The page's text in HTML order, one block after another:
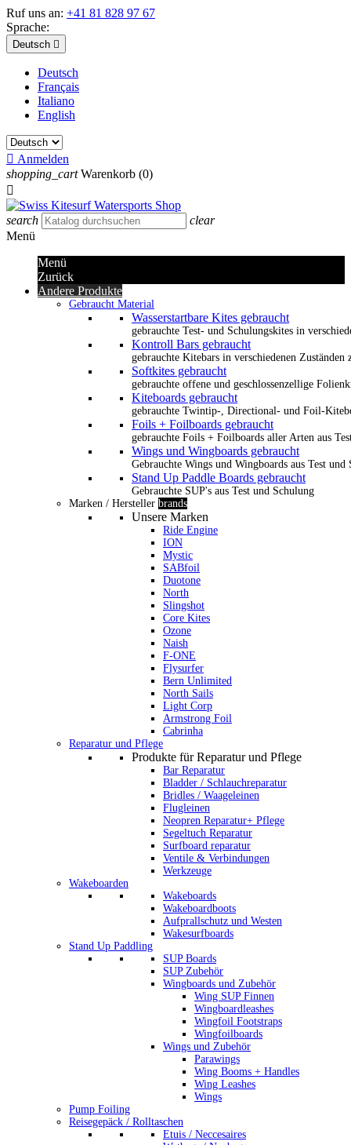
Ruf uns an: +41 81 828 97 67
Sprache:
Deutsch 
Deutsch
Français
Italiano
English
 Anmelden
shopping_cart Warenkorb (0)

search
clear
Menü
Menü
Zurück
Andere Produkte
Gebraucht Material
Wasserstartbare Kites gebraucht
gebrauchte Test- und Schulungskites in
Kontroll Bars gebraucht
gebrauchte Kitebars in verschiedenen Zuständen
Softkites gebraucht
gebrauchte offene und geschlossenzellige
Kiteboards gebraucht
gebrauchte Twintip-, Directional- und Foil-
Foils + Foilboards gebraucht
gebrauchte Foils + Foilboards aller Arten aus
Wings und Wingboards gebraucht
Gebrauchte Wings und Wingboards aus Test und
Stand Up Paddle Boards gebraucht
Gebrauchte SUP's aus Test und Schulung
Marken / Hersteller brands
Unsere Marken
Ride Engine
ION
Mystic
SABfoil
Duotone
North
Slingshot
Core Kites
Ozone
Naish
F-ONE
Flysurfer
Bern Unlimited
North Sails
Light Corp
Armstrong Foil
Cabrinha
Reparatur und Pflege
Produkte für Reparatur und Pflege
Bar Reparatur
Bladder / Schlauchreparatur
Bridles / Waageleinen
Flugleinen
Neopren Reparatur+ Pflege
Segeltuch Reparatur
Surfboard reparatur
Ventile & Verbindungen
Werkzeuge
Wakeboarden
Wakeboards
Wakeboardboots
Aufprallschutz und Westen
Wakesurfboards
Stand Up Paddling
SUP Boards
SUP Zubehör
Wingboards und Zubehör
Wing SUP Finnen
Wingboardleashes
Wingfoil Footstraps
Wingfoilboards
Wings und Zubehör
Parawings
Wing Booms + Handles
Wing Leashes
Wings
Pump Foiling
Reisegepäck / Rolltaschen
Etuis / Neccesaires